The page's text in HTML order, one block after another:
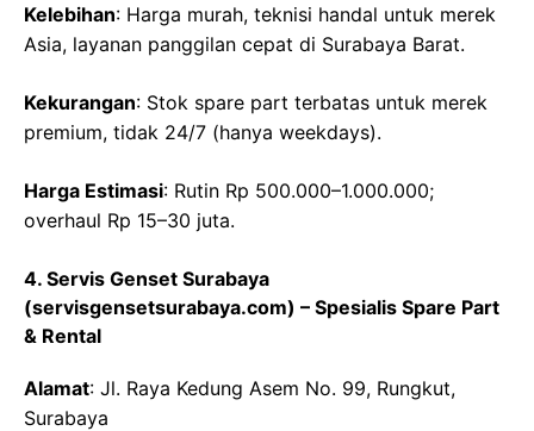
Kelebihan: Harga murah, teknisi handal untuk merek
Asia, layanan panggilan cepat di Surabaya Barat.
Kekurangan: Stok spare part terbatas untuk merek
premium, tidak 24/7 (hanya weekdays).
Harga Estimasi: Rutin Rp 500.000–1.000.000;
overhaul Rp 15–30 juta.
4. Servis Genset Surabaya
(servisgensetsurabaya.com) – Spesialis Spare Part
& Rental
Alamat: Jl. Raya Kedung Asem No. 99, Rungkut,
Surabaya